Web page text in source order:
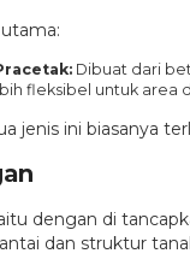
Dibuat dari
fleksibel untuk area
jenis ini biasanya
dengan di
dan struktur